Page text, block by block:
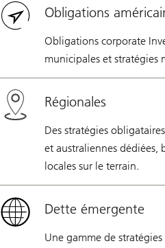
Obligations
Obligations corporate
municipales et stratégies
Régionales
Des stratégies
et australiennes dédiées,
locales sur le terrain.
Dette émergente
Une gamme de